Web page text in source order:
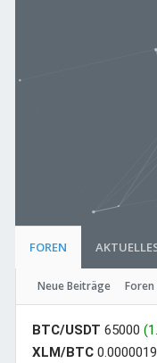
FOREN
Neue Beiträge Foren
BTC/USDT 65000
XLM/BTC 0.0000019